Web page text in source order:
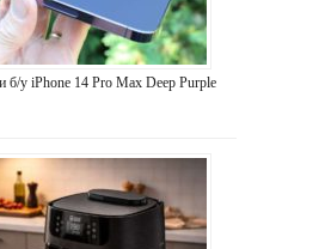
б/у iPhone 14 Pro Max Deep Purple